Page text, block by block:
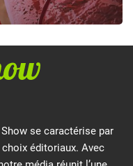
se caractérise par
éditoriaux. Avec